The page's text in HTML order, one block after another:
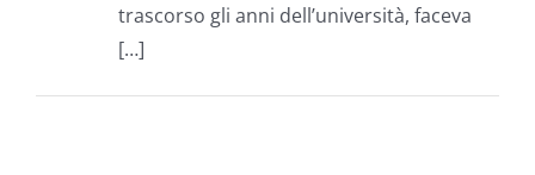
trascorso gli anni dell’università, faceva
[…]